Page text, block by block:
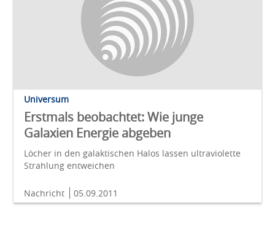
Universum
Erstmals beobachtet: Wie junge
Galaxien Energie abgeben
Löcher in den galaktischen Halos lassen ultraviolette
Strahlung entweichen
Nachricht 05.09.2011